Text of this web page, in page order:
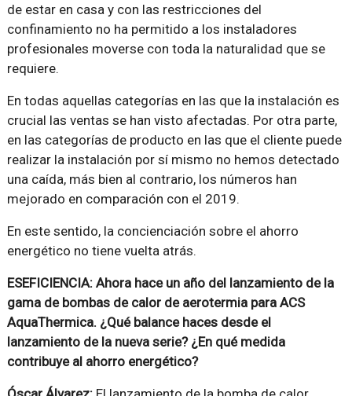
de estar en casa y con las restricciones del
confinamiento no ha permitido a los instaladores
profesionales moverse con toda la naturalidad que se
requiere.
En todas aquellas categorías en las que la instalación es
crucial las ventas se han visto afectadas. Por otra parte,
en las categorías de producto en las que el cliente puede
realizar la instalación por sí mismo no hemos detectado
una caída, más bien al contrario, los números han
mejorado en comparación con el 2019.
En este sentido, la concienciación sobre el ahorro
energético no tiene vuelta atrás.
ESEFICIENCIA: Ahora hace un año del lanzamiento de la
gama de bombas de calor de aerotermia para ACS
AquaThermica. ¿Qué balance haces desde el
lanzamiento de la nueva serie? ¿En qué medida
contribuye al ahorro energético?